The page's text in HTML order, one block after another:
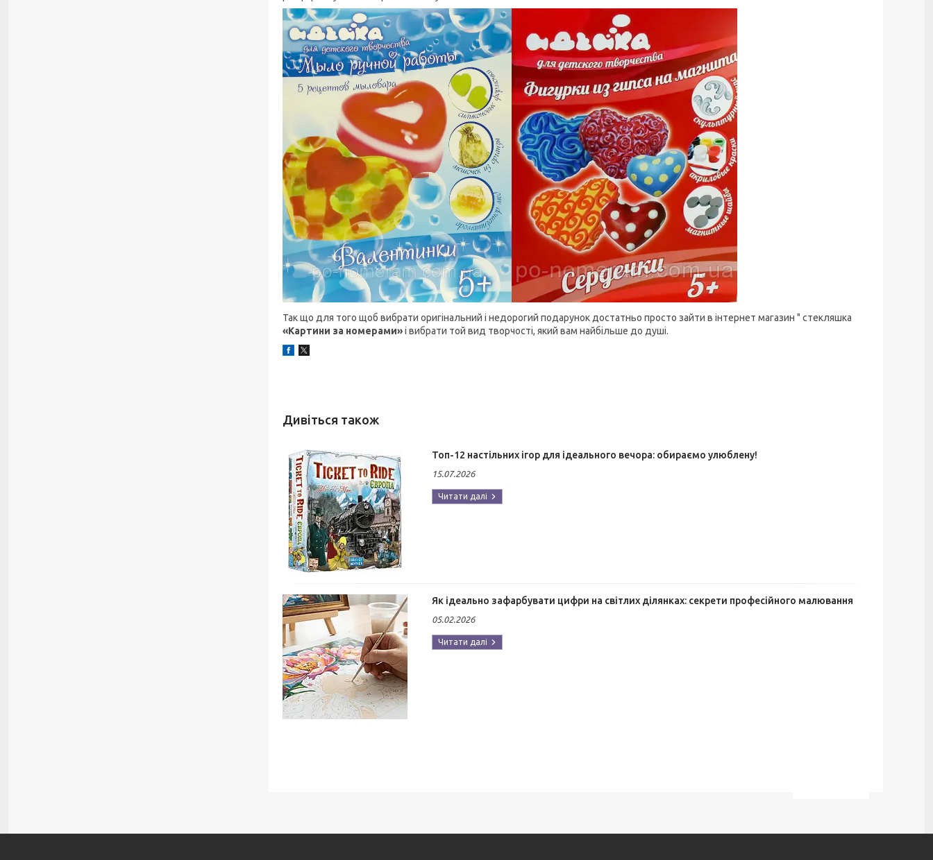
Так що для того щоб вибрати оригінальний і недорогий подарунок достатньо просто зайти в інтернет магазин " стекляшка
«Картини за номерами»і вибрати той вид творчості, який вам найбільше до душі.
Топ-12 настільних ігор для ідеального вечора: обираємо улюблену!
15.07.2026
Як ідеально зафарбувати цифри на світлих ділянках: секрети професійного малювання
05.02.2026